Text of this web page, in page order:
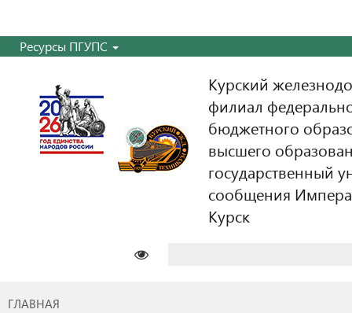
Ресурсы ПГУПС
Курский
филиал
бюджетного
высшего
государственный
сообщения
Курск
ГЛАВНАЯ